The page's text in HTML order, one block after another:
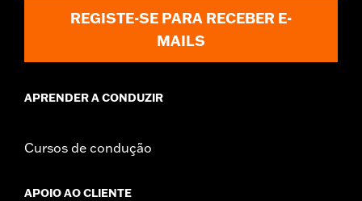
REGISTE-SE PARA RECEBER E-
MAILS
APRENDER A CONDUZIR
Cursos de condução
APOIO AO CLIENTE